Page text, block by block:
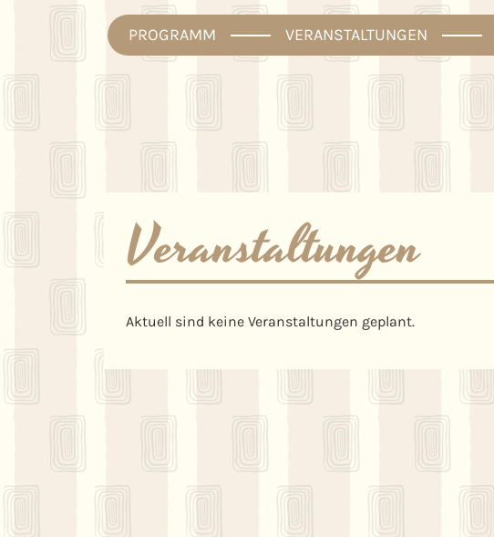
PROGRAMM VERANSTALTUNGEN
Veranstaltungen
Aktuell sind keine Veranstaltungen geplant.